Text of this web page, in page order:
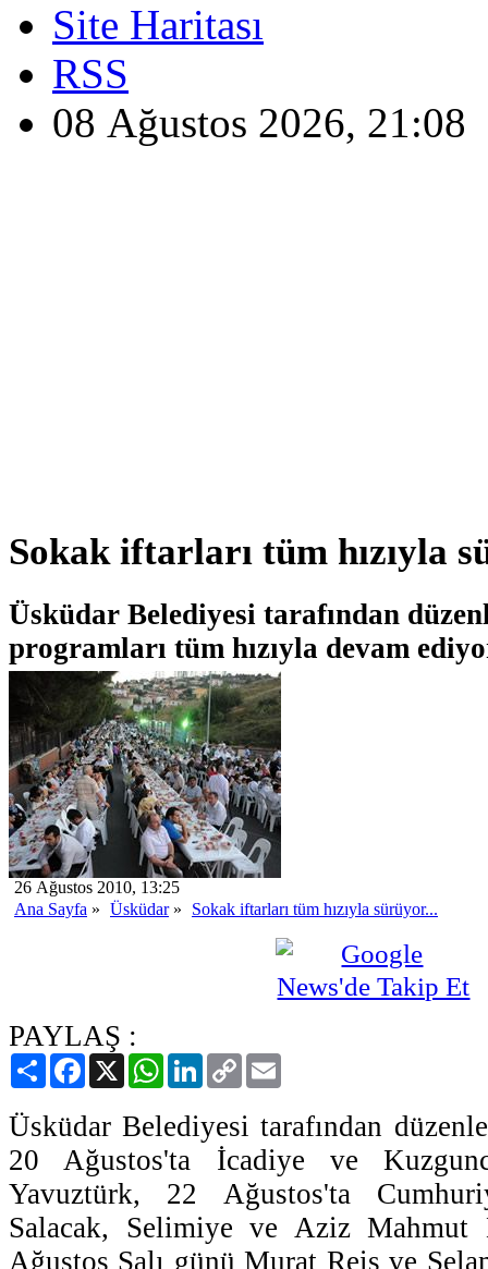
Site Haritası
RSS
08 Ağustos 2026, 21:08
Sokak iftarları tüm hızıyla
Üsküdar Belediyesi tarafından
programları tüm hızıyla devam
26 Ağustos 2010, 13:25
Ana Sayfa » Üsküdar» Sokak iftarları tüm hızıyla sürüyor...
PAYLAŞ :
PaylaşFacebook
X WhatsAppLinkedIn
Copy
Link
Üsküdar Belediyesi tarafından
20 Ağustos'ta İcadiye ve
Yavuztürk, 22 Ağustos'ta
Salacak, Selimiye ve Aziz Mahmut
Ağustos Salı günü Murat Reis ve